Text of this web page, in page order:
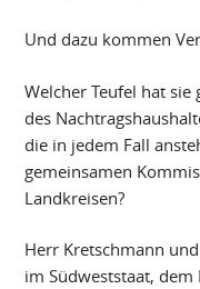
Und dazu kommen
Welcher Teufel hat
des
die in jedem Fall
gemeinsamen
Landkreisen?
Herr Kretschmann
im Südweststaat,